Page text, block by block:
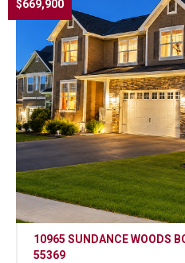
$669,900
10965 SUNDANCE WOODS
55369